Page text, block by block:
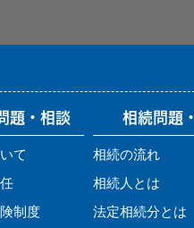
題・相談
て
制度
相続問題
相続の流れ
相続人とは
法定相続分とは